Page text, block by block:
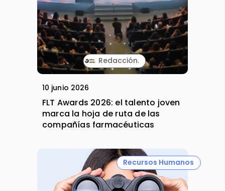
Redacción.
10 junio 2026
FLT Awards 2026: el talento joven
marca la hoja de ruta de las
compañías farmacéuticas
Recursos Humanos